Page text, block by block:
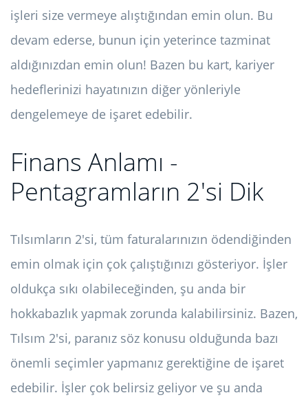
işleri size vermeye alıştığından emin olun. Bu
devam ederse, bunun için yeterince tazminat
aldığınızdan emin olun! Bazen bu kart, kariyer
hedeflerinizi hayatınızın diğer yönleriyle
dengelemeye de işaret edebilir.
Finans Anlamı -
Pentagramların 2'si Dik
Tılsımların 2'si, tüm faturalarınızın ödendiğinden
emin olmak için çok çalıştığınızı gösteriyor. İşler
oldukça sıkı olabileceğinden, şu anda bir
hokkabazlık yapmak zorunda kalabilirsiniz. Bazen,
Tılsım 2'si, paranız söz konusu olduğunda bazı
önemli seçimler yapmanız gerektiğine de işaret
edebilir. İşler çok belirsiz geliyor ve şu anda